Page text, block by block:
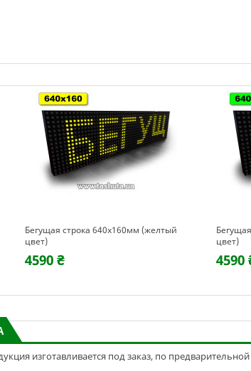
Бегущая строка 640х160мм (желтый
цвет)
4590 ₴
цвет)
4590
изготавливается под заказ, по предварительной